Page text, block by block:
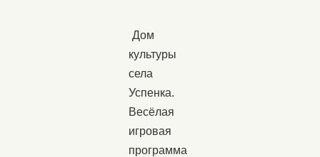
Дом
культуры
села
Успенка.
Весёлая
игровая
программа